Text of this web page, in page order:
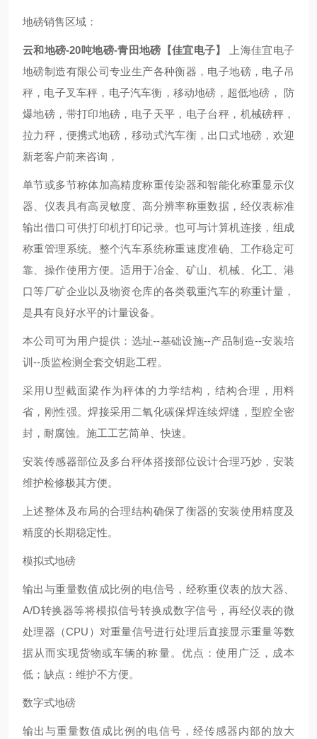
地磅销售区域：
云和地磅-20吨地磅-青田地磅【佳宜电子】
上海佳宜电子
地磅制造有限公司专业生产各种衡器，电子地磅，电子吊
秤，电子叉车秤，电子汽车衡，移动地磅，超低地磅， 防
爆地磅，带打印地磅，电子天平，电子台秤，机械磅秤，
拉力秤，便携式地磅，移动式汽车衡，出口式地磅，欢迎
新老客户前来咨询，
单节或多节称体加高精度称重传染器和智能化称重显示仪
器、仪表具有高灵敏度、高分辨率称重数据，经仪表标准
输出借口可供打印机打印记录。也可与计算机连接，组成
称重管理系统。整个汽车系统称重速度准确、工作稳定可
靠、操作使用方便。适用于冶金、矿山、机械、化工、港
口等厂矿企业以及物资仓库的各类载重汽车的称重计量，
是具有良好水平的计量设备。
本公司可为用户提供：选址--基础设施--产品制造--安装培
训--质监检测全套交钥匙工程。
采用U型截面梁作为秤体的力学结构，结构合理，用料
省，刚性强。焊接采用二氧化碳保焊连续焊缝，型腔全密
封，耐腐蚀。施工工艺简单、快速。
安装传感器部位及多台秤体搭接部位设计合理巧妙，安装
维护检修极其方便。
上述整体及布局的合理结构确保了衡器的安装使用精度及
精度的长期稳定性。
模拟式地磅
输出与重量数值成比例的电信号，经称重仪表的放大器、
A/D转换器等将模拟信号转换成数字信号，再经仪表的微
处理器（CPU）对重量信号进行处理后直接显示重量等数
据从而实现货物或车辆的称量。优点：使用广泛，成本
低；缺点：维护不方便。
数字式地磅
输出与重量数值成比例的电信号，经传感器内部的放大